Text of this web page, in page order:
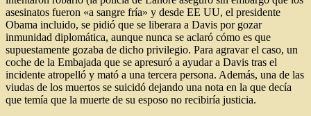
asesinatos fueron «a sangre fría» y desde EE UU, el presidente
Obama incluido, se pidió que se liberara a Davis por gozar
inmunidad diplomática, aunque nunca se aclaró cómo es que
supuestamente gozaba de dicho privilegio. Para agravar el caso, un
coche de la Embajada que se apresuró a ayudar a Davis tras el
incidente atropelló y mató a una tercera persona. Además, una de las
viudas de los muertos se suicidó dejando una nota en la que decía
que temía que la muerte de su esposo no recibiría justicia.